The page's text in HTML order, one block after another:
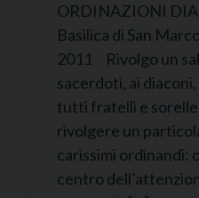
ORDINAZIONI
Basilica di San
2011 Rivolgo un
sacerdoti, ai
tutti fratelli e
rivolgere un
carissimi ordinandi:
centro